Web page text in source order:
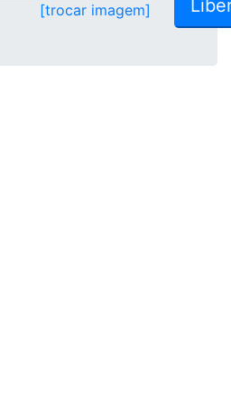
[trocar imagem]